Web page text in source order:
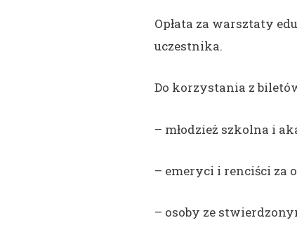
Opłata za warsztaty
uczestnika.
Do korzystania z
– młodzież szkolna i
– emeryci i renciści za
– osoby ze